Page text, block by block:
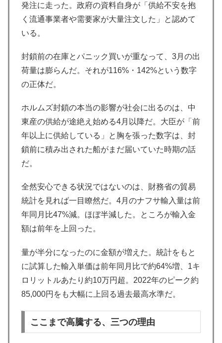
発注に走った。政府の資料自身が「供給不安を抱
く流通事業者や需要家が大量注文した」と認めて
いる。
封鎖前の在庫とパニック買いが重なって、3月の出
荷量は膨らんだ。それが116%・142%という数字
の正体だ。
ホルムズ封鎖の本当の影響が社会に出るのは、中
東産の供給が途絶え始める4月以降だ。大臣が「前
年以上に供給している」と胸を張った数字は、封
鎖前に積み出された船がまだ届いていた時期の話
だ。
全然安心できる状況ではないのは、財務省の貿易
統計を見れば一目瞭然だ。4月のナフサ輸入量は前
年同月比47%減。ほぼ半減した。ところが輸入金
額は前年を上回った。
量が半分になったのに金額が増えた。統計をもと
に試算した輸入単価は前年同月比で約64%増、1キ
ロリットルあたり約10万円超。2022年のピーク約
85,000円をも大幅に上回る過去最高水準だ。
ここまで高騰する、三つの理由